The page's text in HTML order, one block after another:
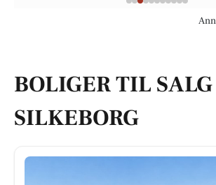
BOLIGER TIL
SILKEBORG